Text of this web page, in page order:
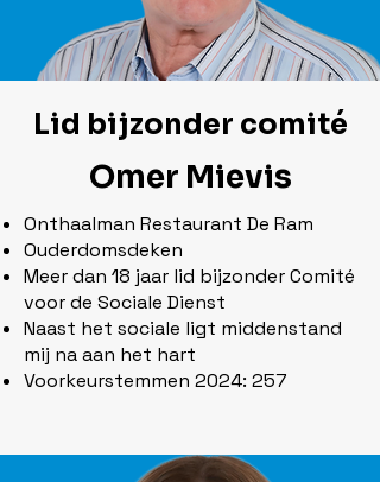
Lid bijzonder comité
Omer Mievis
Onthaalman Restaurant De Ram
Ouderdomsdeken
Meer dan 18 jaar lid bijzonder Comité
voor de Sociale Dienst
Naast het sociale ligt middenstand
mij na aan het hart
Voorkeurstemmen 2024: 257